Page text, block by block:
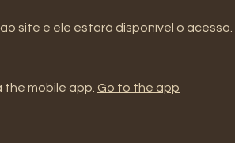
site e ele estará disponível o acesso.
the mobile app. Go to the app